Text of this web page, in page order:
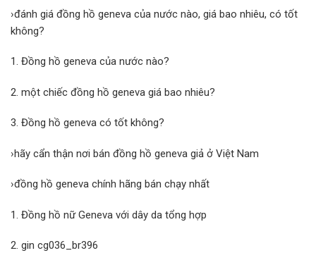
›đánh giá đồng hồ geneva của nước nào, giá bao nhiêu, có tốt
không?
1. Đồng hồ geneva của nước nào?
2. một chiếc đồng hồ geneva giá bao nhiêu?
3. Đồng hồ geneva có tốt không?
›hãy cẩn thận nơi bán đồng hồ geneva giả ở Việt Nam
›đồng hồ geneva chính hãng bán chạy nhất
1. Đồng hồ nữ Geneva với dây da tổng hợp
2. gin cg036_br396